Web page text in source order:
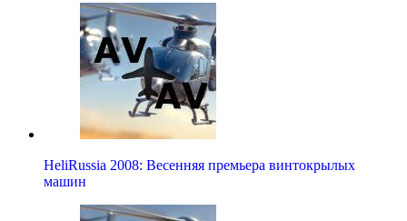
HeliRussia 2008: Весенняя премьера винтокрылых
машин